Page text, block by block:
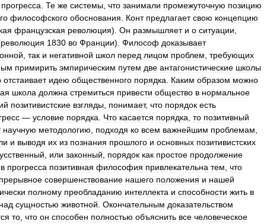
прогресса Те же системы что занимали промежуточную позицию
философского обоснования Конт предлагает свою концепцию
французская революция). Он размышляет и о ситуации
революция 1830 во Франции). Философ доказывает
так и негативной школ перед лицом проблем требующих
примирить эмпирическим путем две антагонистические школы
отстаивает идею общественного порядка Каким образом можно
школа должна стремиться привести общество в нормальное
позитивистские взгляды понимает, что порядок есть
— условие порядка Что касается порядка то позитивный
научную методологию подходя ко всем важнейшим проблемам
и выводя их из познания прошлого и основных позитивистских
или законный порядок как простое продолжение
прогресса позитивная философия привлекательна тем что
совершенствование нашего положения и нашей
полному преобладанию интеллекта и способности жить в
над сущностью животной Окончательным доказательством
то что он способен полностью объяснить все человеческое